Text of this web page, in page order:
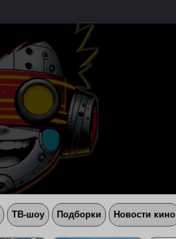
ТВ-шоу Подборки Новости кино